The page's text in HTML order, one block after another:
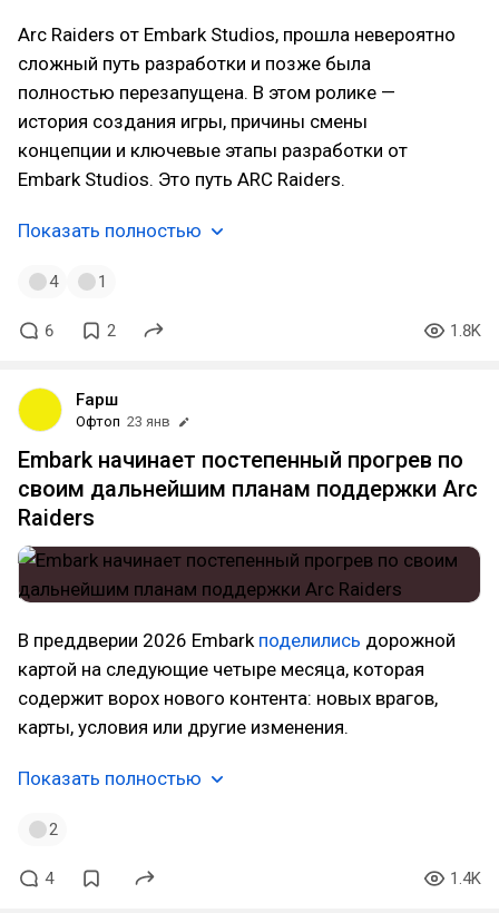
Arc Raiders от Embark Studios, прошла невероятно
сложный путь разработки и позже была
полностью перезапущена. В этом ролике —
история создания игры, причины смены
концепции и ключевые этапы разработки от
Embark Studios. Это путь ARC Raiders.
Показать полностью
4 1
6 2 1.8K
Fарш
Офтоп 23 янв
Embark начинает постепенный прогрев по
своим дальнейшим планам поддержки Arc
Raiders
В преддверии 2026 Embark поделились дорожной
картой на следующие четыре месяца, которая
содержит ворох нового контента: новых врагов,
карты, условия или другие изменения.
Показать полностью
2
4 1.4K